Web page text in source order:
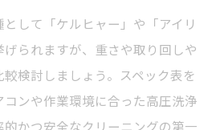
して「ケルヒャー」や「アイリ
られますが、重さや取り回しや
検討しましょう。スペック表を
ンや作業環境に合った高圧洗浄
かつ安全なクリーニングの第一